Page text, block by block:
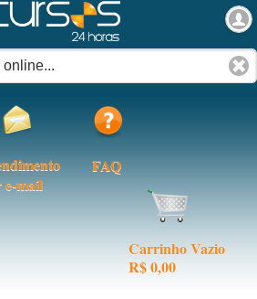
e-mail
FAQ
Carrinho Vazio
R$ 0,00